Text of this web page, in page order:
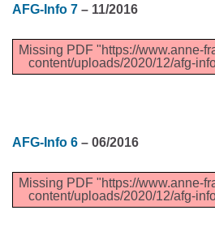
AFG-Info 7 – 11/2016
Missing PDF "https://www.anne-
content/uploads/2020/12/afg-
AFG-Info 6 – 06/2016
Missing PDF "https://www.anne-
content/uploads/2020/12/afg-